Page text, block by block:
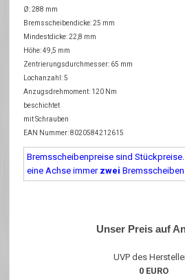
Ø: 288 mm
Bremsscheibendicke: 25 mm
Mindestdicke: 22,8 mm
Höhe: 49,5 mm
Zentrierungsdurchmesser: 65 mm
Lochanzahl: 5
Anzugsdrehmoment: 120 Nm
beschichtet
mit Schrauben
EAN Nummer: 8020584212615
Bremsscheibenpreise sind
eine Achse immer zwei Bremsscheiben
Unser Preis auf
UVP des
0 EURO